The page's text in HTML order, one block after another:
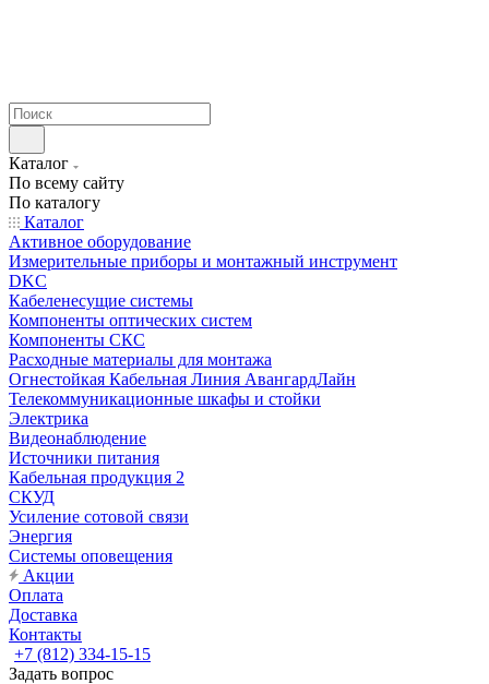
Каталог
По всему сайту
По каталогу
Каталог
Активное оборудование
Измерительные приборы и монтажный инструмент
DKC
Кабеленесущие системы
Компоненты оптических систем
Компоненты СКС
Расходные материалы для монтажа
Огнестойкая Кабельная Линия АвангардЛайн
Телекоммуникационные шкафы и стойки
Электрика
Видеонаблюдение
Источники питания
Кабельная продукция 2
СКУД
Усиление сотовой связи
Энергия
Системы оповещения
Акции
Оплата
Доставка
Контакты
+7 (812) 334-15-15
Задать вопрос